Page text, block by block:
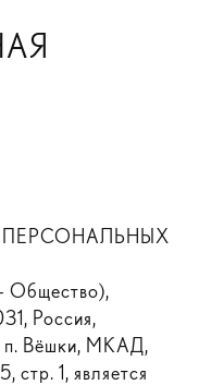
Общество),
Россия,
п. Вёшки, МКАД,
стр. 1, является